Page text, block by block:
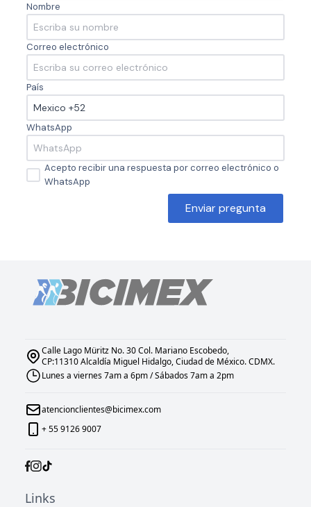
Nombre
Correo electrónico
País
WhatsApp
Acepto recibir una respuesta por correo electrónico o
WhatsApp
Enviar pregunta
Calle Lago Müritz No. 30 Col. Mariano Escobedo,
CP:11310 Alcaldía Miguel Hidalgo, Ciudad de México. CDMX.
Lunes a viernes 7am a 6pm / Sábados 7am a 2pm
atencionclientes@bicimex.com
+ 55 9126 9007
Links